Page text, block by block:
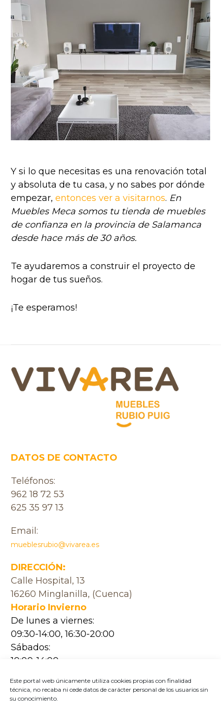
Este portal web únicamente utiliza cookies propias con finalidad
técnica, no recaba ni cede datos de carácter personal de los usuarios sin
su conocimiento.
Y si lo que necesitas es una renovación total
y absoluta de tu casa, y no sabes por dónde
empezar,entonces ver a visitarnos. En
Muebles Meca somos tu tienda de muebles
de confianza en la provincia de Salamanca
desde hace más de 30 años.
Te ayudaremos a construir el proyecto de
hogar de tus sueños.
¡Te esperamos!
Footer
DATOS DE CONTACTO
Teléfonos:
962 18 72 53
625 35 97 13
Email:
mueblesrubio@vivarea.es
DIRECCIÓN:
Calle Hospital, 13
16260 Minglanilla, (Cuenca)
Horario Invierno
De lunes a viernes:
09:30-14:00, 16:30-20:00
Sábados:
10:00-14:00
De lunes a viernes:
09:30-14:00, 17:00-20:30